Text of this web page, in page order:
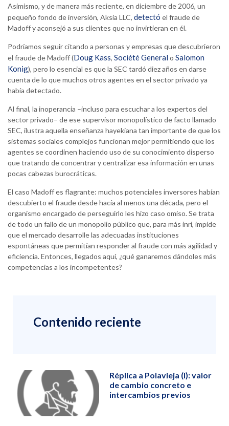
Asimismo, y de manera más reciente, en diciembre de 2006, un
pequeño fondo de inversión, Aksia LLC, detectó el fraude de
Madoff y aconsejó a sus clientes que no invirtieran en él.
Podríamos seguir citando a personas y empresas que descubrieron
el fraude de Madoff (Doug Kass, Société General o Salomon
Konig), pero lo esencial es que la SEC tardó diez años en darse
cuenta de lo que muchos otros agentes en el sector privado ya
había detectado.
Al final, la inoperancia –incluso para escuchar a los expertos del
sector privado– de ese supervisor monopolístico de facto llamado
SEC, ilustra aquella enseñanza hayekiana tan importante de que los
sistemas sociales complejos funcionan mejor permitiendo que los
agentes se coordinen haciendo uso de su conocimiento disperso
que tratando de concentrar y centralizar esa información en unas
pocas cabezas burocráticas.
El caso Madoff es flagrante: muchos potenciales inversores habían
descubierto el fraude desde hacía al menos una década, pero el
organismo encargado de perseguirlo les hizo caso omiso. Se trata
de todo un fallo de un monopolio público que, para más inri, impide
que el mercado desarrolle las adecuadas instituciones
espontáneas que permitían responder al fraude con más agilidad y
eficiencia. Entonces, llegados aquí, ¿qué ganaremos dándoles más
competencias a los incompetentes?
Contenido reciente
Réplica a Polavieja (I): valor
de cambio concreto e
intercambios previos